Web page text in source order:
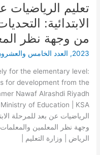
تعليم الرياضيات
الابتدائية:
من وجهة نظر
2023
, العدد الخامس
for the elementary level:
for development from the
Nawaf Alrashdi Riyadh
الرياضيات عن بعد للمرحلة
وجهة نظر المعلمين
الرياض | وزارة التعليم |
تعليم
الرياضيات
عن
بعد
للمرحلة
التحديات
ومقترحات
التطوير
من
وجهة
نظر
المعلمين